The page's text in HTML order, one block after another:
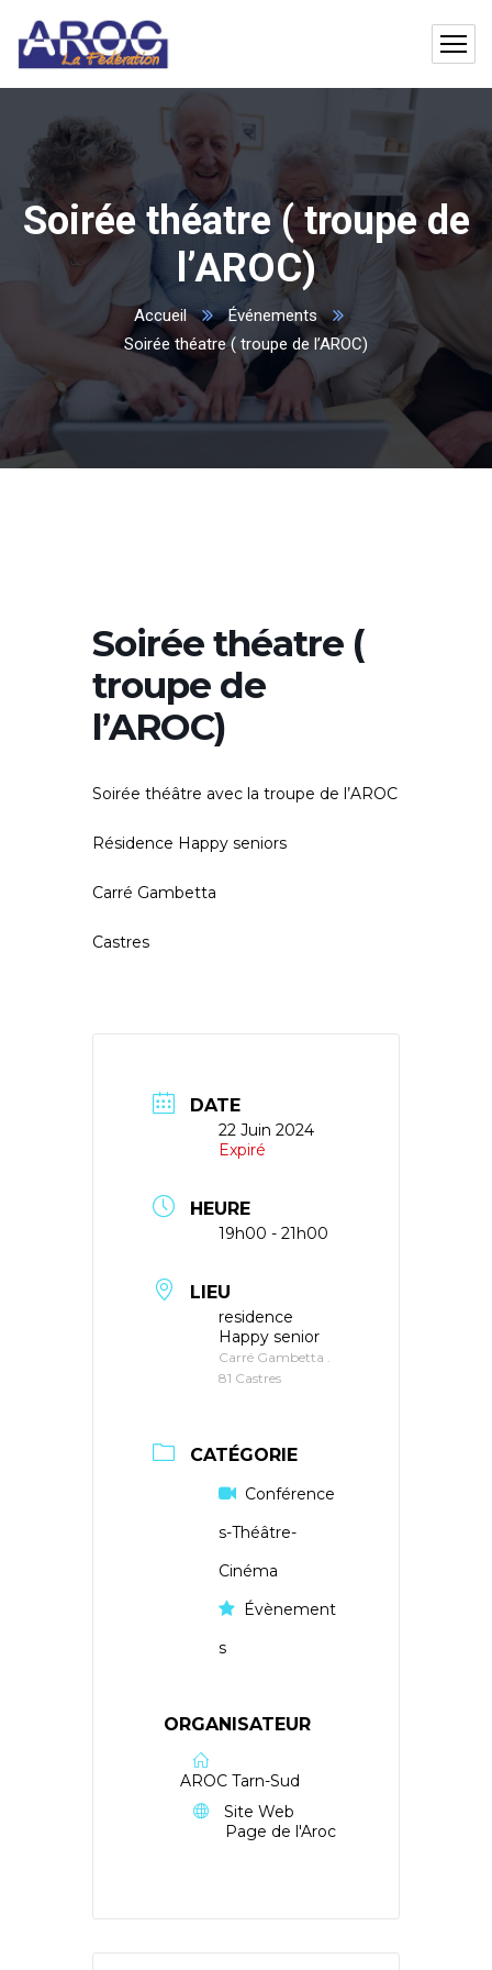
Soirée théatre ( troupe de
l’AROC)
Accueil
Événements
Soirée théatre ( troupe de l’AROC)
Soirée théatre (
troupe de
l’AROC)
Soirée théâtre avec la troupe de l’AROC
Résidence Happy seniors
Carré Gambetta
Castres
DATE
22 Juin 2024
Expiré
HEURE
19h00 - 21h00
LIEU
residence
Happy senior
Carré Gambetta .
81 Castres
CATÉGORIE
Conférence
s-Théâtre-
Cinéma
Évènement
s
ORGANISATEUR
AROC Tarn-Sud
Site Web
Page de l'Aroc